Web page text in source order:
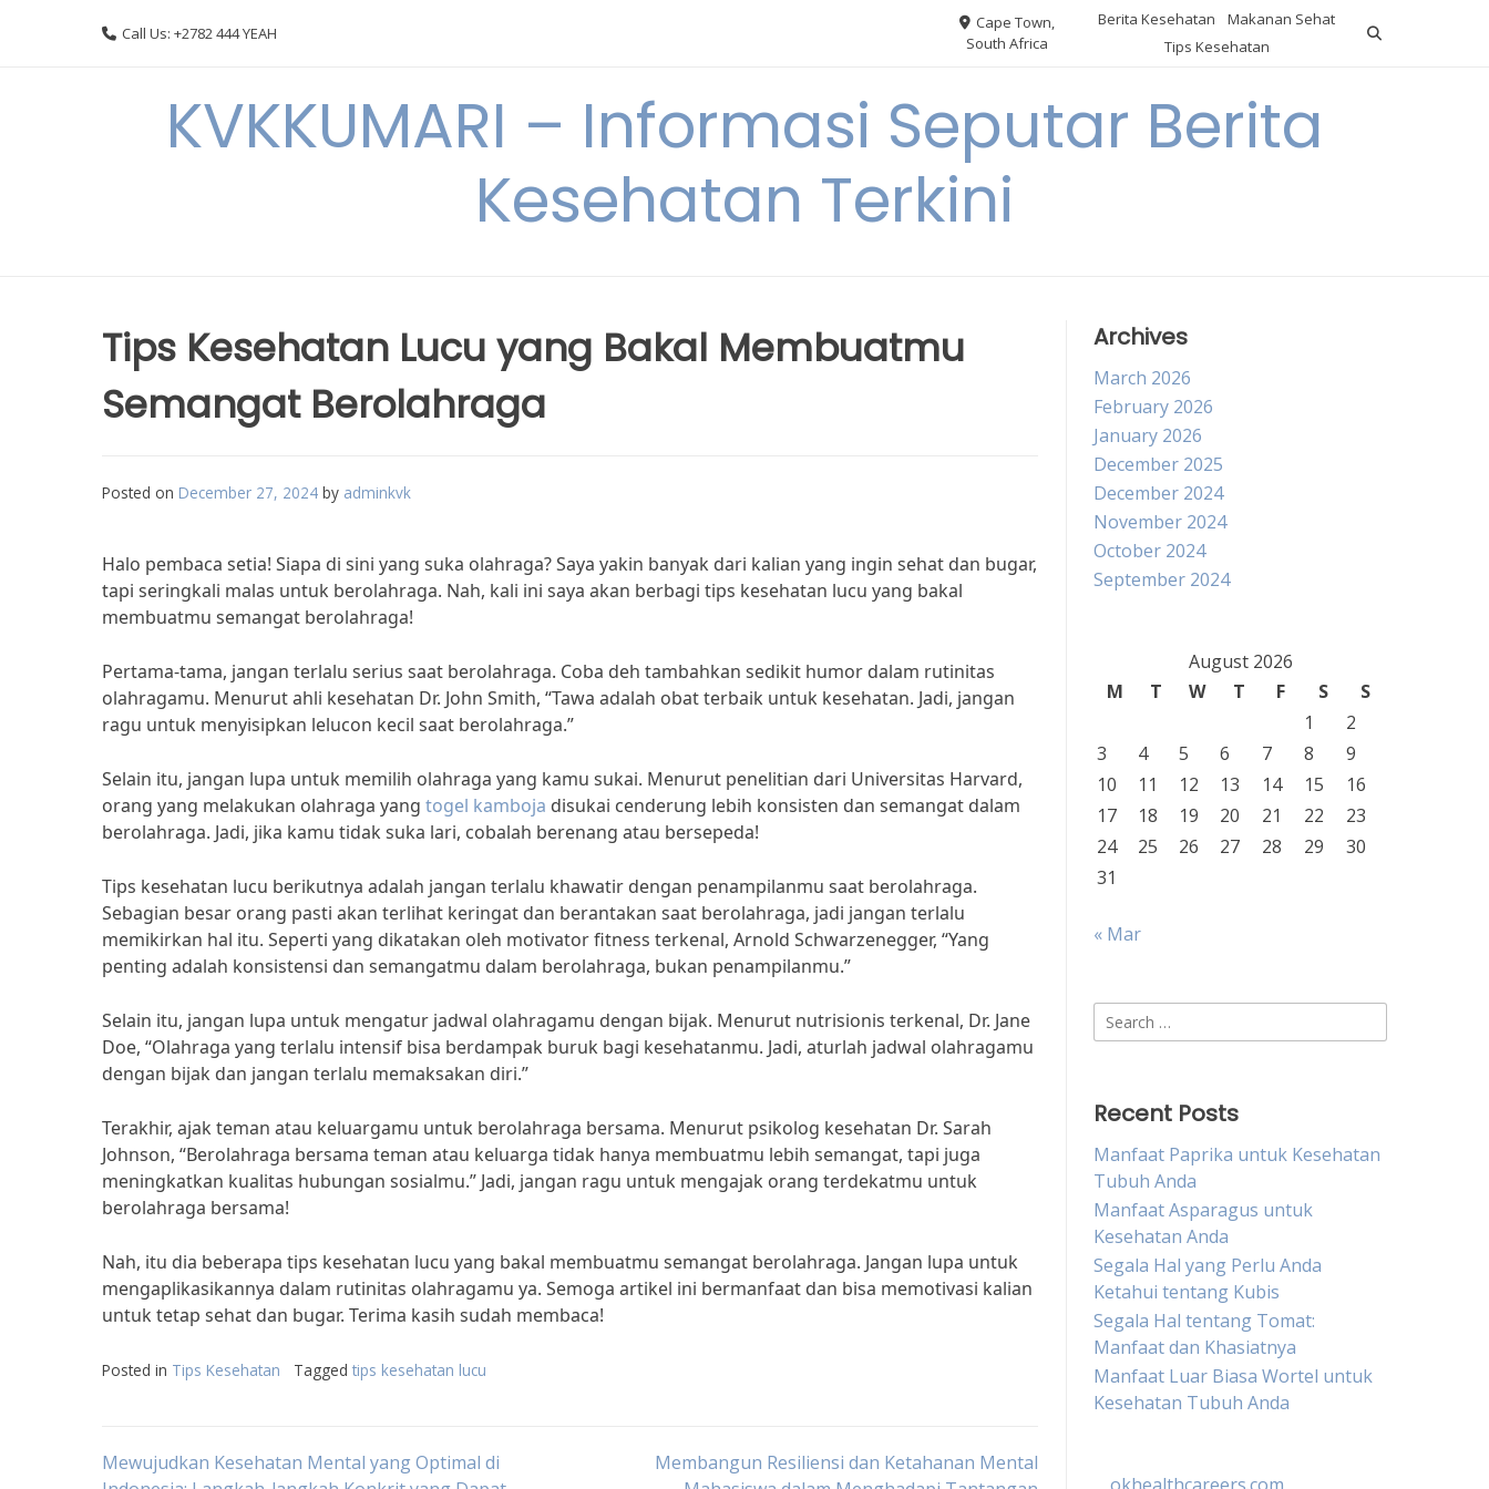
Call Us: +2782 444 YEAH
Cape Town,
South Africa
Berita Kesehatan
Makanan Sehat
Tips Kesehatan
KVKKUMARI – Informasi Seputar Berita
Kesehatan Terkini
Tips Kesehatan Lucu yang Bakal Membuatmu
Semangat Berolahraga
Posted on December 27, 2024 by adminkvk
Halo pembaca setia! Siapa di sini yang suka olahraga? Saya yakin banyak dari kalian yang ingin sehat dan bugar,
tapi seringkali malas untuk berolahraga. Nah, kali ini saya akan berbagi tips kesehatan lucu yang bakal
membuatmu semangat berolahraga!
Pertama-tama, jangan terlalu serius saat berolahraga. Coba deh tambahkan sedikit humor dalam rutinitas
olahragamu. Menurut ahli kesehatan Dr. John Smith, “Tawa adalah obat terbaik untuk kesehatan. Jadi, jangan
ragu untuk menyisipkan lelucon kecil saat berolahraga.”
Selain itu, jangan lupa untuk memilih olahraga yang kamu sukai. Menurut penelitian dari Universitas Harvard,
orang yang melakukan olahraga yang togel kamboja disukai cenderung lebih konsisten dan semangat dalam
berolahraga. Jadi, jika kamu tidak suka lari, cobalah berenang atau bersepeda!
Tips kesehatan lucu berikutnya adalah jangan terlalu khawatir dengan penampilanmu saat berolahraga.
Sebagian besar orang pasti akan terlihat keringat dan berantakan saat berolahraga, jadi jangan terlalu
memikirkan hal itu. Seperti yang dikatakan oleh motivator fitness terkenal, Arnold Schwarzenegger, “Yang
penting adalah konsistensi dan semangatmu dalam berolahraga, bukan penampilanmu.”
Selain itu, jangan lupa untuk mengatur jadwal olahragamu dengan bijak. Menurut nutrisionis terkenal, Dr. Jane
Doe, “Olahraga yang terlalu intensif bisa berdampak buruk bagi kesehatanmu. Jadi, aturlah jadwal olahragamu
dengan bijak dan jangan terlalu memaksakan diri.”
Terakhir, ajak teman atau keluargamu untuk berolahraga bersama. Menurut psikolog kesehatan Dr. Sarah
Johnson, “Berolahraga bersama teman atau keluarga tidak hanya membuatmu lebih semangat, tapi juga
meningkatkan kualitas hubungan sosialmu.” Jadi, jangan ragu untuk mengajak orang terdekatmu untuk
berolahraga bersama!
Nah, itu dia beberapa tips kesehatan lucu yang bakal membuatmu semangat berolahraga. Jangan lupa untuk
mengaplikasikannya dalam rutinitas olahragamu ya. Semoga artikel ini bermanfaat dan bisa memotivasi kalian
untuk tetap sehat dan bugar. Terima kasih sudah membaca!
Posted in Tips Kesehatan Tagged tips kesehatan lucu
Post
Mewujudkan Kesehatan Mental yang Optimal di
Membangun Resiliensi dan Ketahanan Mental
Archives
March 2026
February 2026
January 2026
December 2025
December 2024
November 2024
October 2024
September 2024
August 2026
M
T W T F S
S
1
2
3
4 5 6 7 8
9
10
11 12 13 14 15
16
17
18 19 20 21 22
23
24
25 26 27 28 29
30
31
« Mar
Search
for:
Recent Posts
Manfaat Paprika untuk Kesehatan
Tubuh Anda
Manfaat Asparagus untuk
Kesehatan Anda
Segala Hal yang Perlu Anda
Ketahui tentang Kubis
Segala Hal tentang Tomat:
Manfaat dan Khasiatnya
Manfaat Luar Biasa Wortel untuk
Kesehatan Tubuh Anda